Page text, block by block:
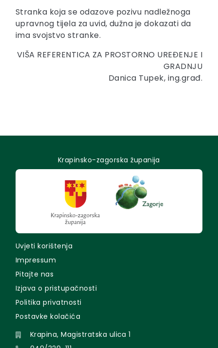
Stranka koja se odazove pozivu nadležnoga
upravnog tijela za uvid, dužna je dokazati da
ima svojstvo stranke.
VIŠA REFERENTICA ZA PROSTORNO UREĐENJE I
GRADNJU
Danica Tupek, ing.građ.
Krapinsko-zagorska županija
Uvjeti korištenja
Impressum
Pitajte nas
Izjava o pristupačnosti
Politika privatnosti
Postavke kolačića
Krapina, Magistratska ulica 1